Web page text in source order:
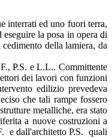
interrati ed uno fuori terra,
la posa in opera di
della lamiera, da
P.S. e L.L.. Committente
dei lavori con funzioni
edilizio prevedeva
che tali rampe fossero
metalliche, era stato
a nuove costruzioni a
e dall'architetto P.S. quali